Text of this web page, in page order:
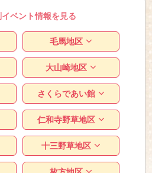
ベント情報を見る
毛馬地区
大山崎地区
さくらであい館
仁和寺野草地区
十三野草地区